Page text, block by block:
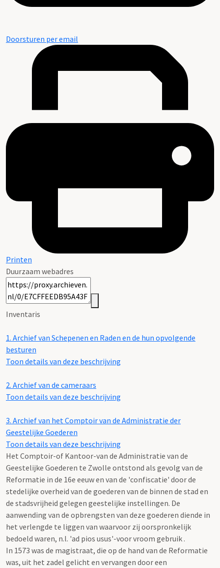
Doorsturen per email
Printen
Duurzaam webadres
Inventaris
1. Archief van Schepenen en Raden en de hun opvolgende
besturen
Toon details van deze beschrijving
2. Archief van de cameraars
Toon details van deze beschrijving
3. Archief van het Comptoir van de Administratie der
Geestelijke Goederen
Toon details van deze beschrijving
Het Comptoir-of Kantoor-van de Administratie van de
Geestelijke Goederen te Zwolle ontstond als gevolg van de
Reformatie in de 16e eeuw en van de 'confiscatie' door de
stedelijke overheid van de goederen van de binnen de stad en
de stadsvrijheid gelegen geestelijke instellingen. De
aanwending van de opbrengsten van deze goederen diende in
het verlengde te liggen van waarvoor zij oorspronkelijk
bedoeld waren, n.l. 'ad pios usus'-voor vroom gebruik .
In 1573 was de magistraat, die op de hand van de Reformatie
was, uit het zadel gelicht en vervangen door een